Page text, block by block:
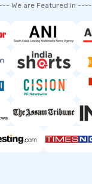
We are Featured in ----